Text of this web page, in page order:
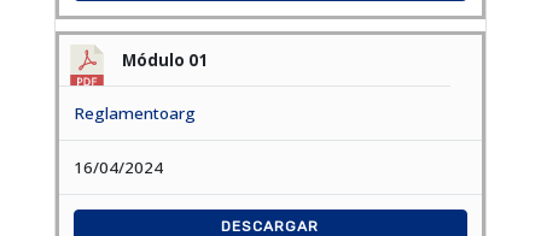
Módulo 01
Reglamentoarg
16/04/2024
DESCARGAR